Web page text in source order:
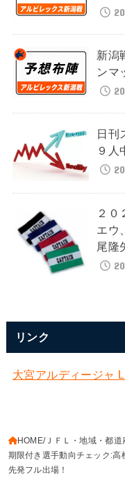
新潟
ンマ
日刊
９人
２０
エウ
尾隆
リンク
大宮アルディージャ
HOME ＪＦＬ・地域・都道
期限付き選手動向チェック:高
先発フル出場！